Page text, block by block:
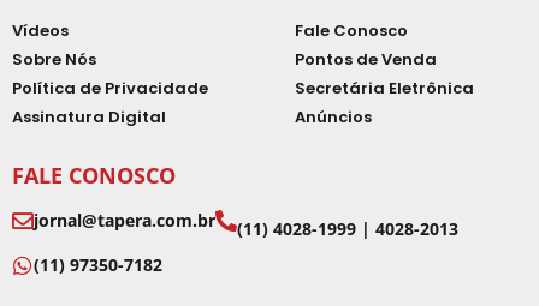
Vídeos
Sobre Nós
Política de Privacidade
Assinatura Digital
Fale Conosco
Pontos de Venda
Secretária Eletrônica
Anúncios
FALE CONOSCO
jornal@tapera.com.br
(11) 4028-1999 | 4028-2013
(11) 97350-7182